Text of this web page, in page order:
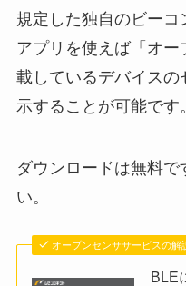
規定した独自のビー
アプリを使えば「オ
載しているデバイス
示することが可能です。
ダウンロードは無料で
い。
オープンセンササービスの解
BLE